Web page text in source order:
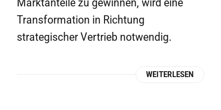
Marktanteile zu gewinnen, wird eine
Transformation in Richtung
strategischer Vertrieb notwendig.
WEITERLESEN